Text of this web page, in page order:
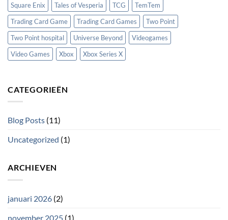
Square Enix
Tales of Vesperia TCG
TemTem
Trading Card Game
Trading Card Games
Two Point
Two Point hospital
Universe Beyond
Videogames
Video Games
Xbox Xbox Series X
CATEGORIEËN
Blog Posts (11)
Uncategorized (1)
ARCHIEVEN
januari 2026 (2)
november 2025 (1)